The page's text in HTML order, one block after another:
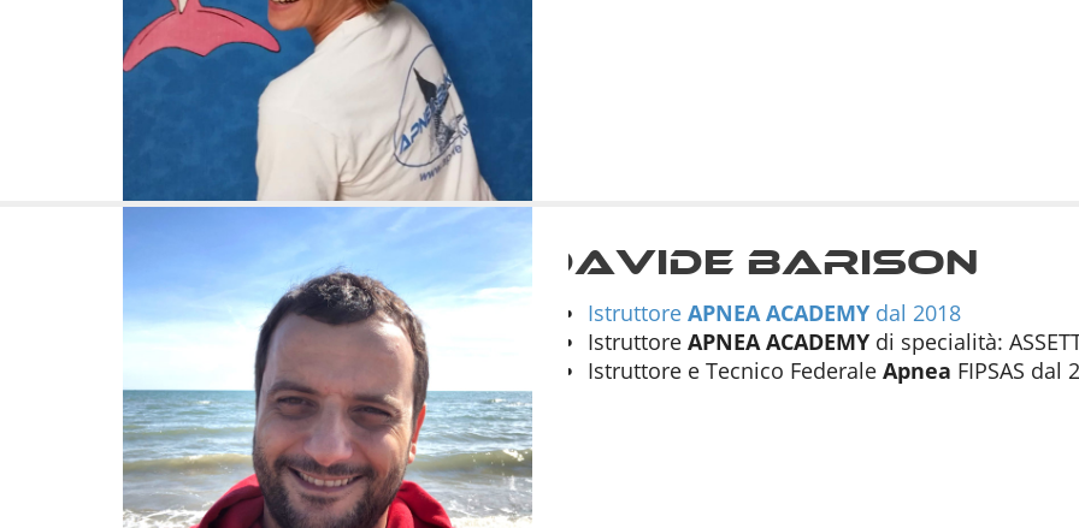
Davide Barison
Istruttore APNEA ACADEMYdal 2018
Istruttore APNEA ACADEMYdi specialità:
Istruttore e Tecnico Federale Apnea FIPSAS dal